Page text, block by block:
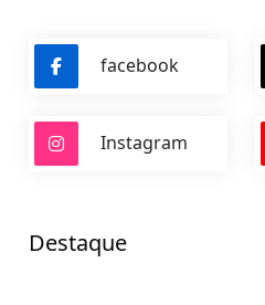
facebook
Instagram
Destaque